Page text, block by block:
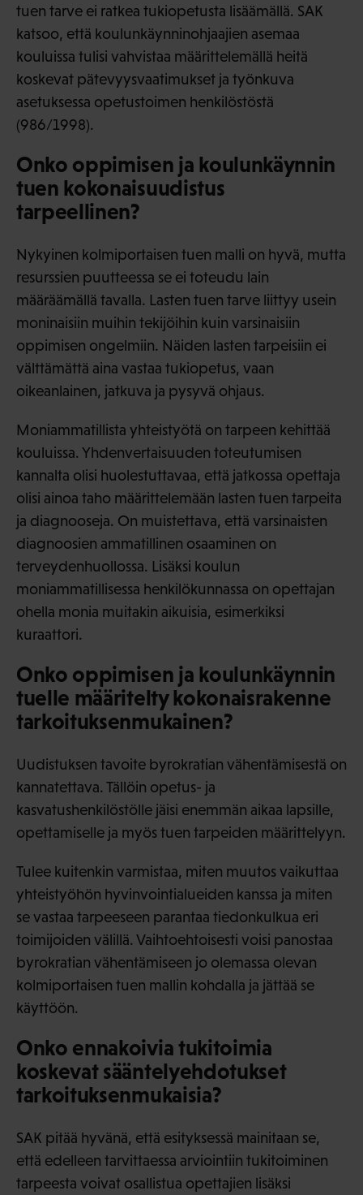
tuen tarve ei ratkea tukiopetusta lisäämällä. SAK
katsoo, että koulunkäynninohjaajien asemaa
kouluissa tulisi vahvistaa määrittelemällä heitä
koskevat pätevyysvaatimukset ja työnkuva
asetuksessa opetustoimen henkilöstöstä
(986/1998).
Onko oppimisen ja koulunkäynnin
tuen kokonaisuudistus
tarpeellinen?
Nykyinen kolmiportaisen tuen malli on hyvä, mutta
resurssien puutteessa se ei toteudu lain
määräämällä tavalla. Lasten tuen tarve liittyy usein
moninaisiin muihin tekijöihin kuin varsinaisiin
oppimisen ongelmiin. Näiden lasten tarpeisiin ei
välttämättä aina vastaa tukiopetus, vaan
oikeanlainen, jatkuva ja pysyvä ohjaus.
Moniammatillista yhteistyötä on tarpeen kehittää
kouluissa. Yhdenvertaisuuden toteutumisen
kannalta olisi huolestuttavaa, että jatkossa opettaja
olisi ainoa taho määrittelemään lasten tuen tarpeita
ja diagnooseja. On muistettava, että varsinaisten
diagnoosien ammatillinen osaaminen on
terveydenhuollossa. Lisäksi koulun
moniammatillisessa henkilökunnassa on opettajan
ohella monia muitakin aikuisia, esimerkiksi
kuraattori.
Onko oppimisen ja koulunkäynnin
tuelle määritelty kokonaisrakenne
tarkoituksenmukainen?
Uudistuksen tavoite byrokratian vähentämisestä on
kannatettava. Tällöin opetus- ja
kasvatushenkilöstölle jäisi enemmän aikaa lapsille,
opettamiselle ja myös tuen tarpeiden määrittelyyn.
Tulee kuitenkin varmistaa, miten muutos vaikuttaa
yhteistyöhön hyvinvointialueiden kanssa ja miten
se vastaa tarpeeseen parantaa tiedonkulkua eri
toimijoiden välillä. Vaihtoehtoisesti voisi panostaa
byrokratian vähentämiseen jo olemassa olevan
kolmiportaisen tuen mallin kohdalla ja jättää se
käyttöön.
Onko ennakoivia tukitoimia
koskevat sääntelyehdotukset
tarkoituksenmukaisia?
SAK pitää hyvänä, että esityksessä mainitaan se,
että edelleen tarvittaessa arviointiin tukitoiminen
tarpeesta voivat osallistua opettajien lisäksi